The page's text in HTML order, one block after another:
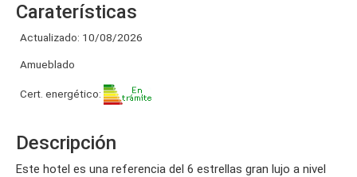
Caraterísticas
Actualizado: 10/08/2026
Amueblado
Cert. energético:
Descripción
este hotel es una referencia del 6 estrellas gran lujo a nivel